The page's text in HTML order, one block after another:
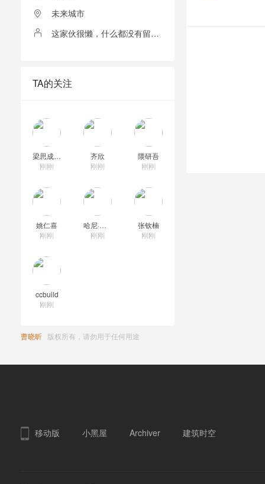
未来城市
这家伙很懒，什么都没有留下！
TA的关注
梁思成建筑奖
刚刚
齐欣
刚刚
隈研吾
刚刚
姚仁喜
刚刚
哈尼·拉什德
刚刚
张钦楠
刚刚
ccbuild
刚刚
曹晓昕 版权所有，请勿用于任何用途
移动版 小黑屋 Archiver 建筑时空